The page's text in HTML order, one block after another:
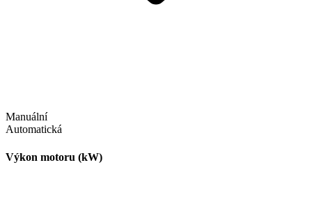
Manuální
Automatická
Výkon motoru (kW)